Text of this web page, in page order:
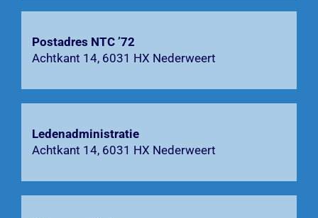
Contact
Zoeken
Postadres NTC ’72
Achtkant 14, 6031 HX Nederweert
Ledenadministratie
Achtkant 14, 6031 HX Nederweert